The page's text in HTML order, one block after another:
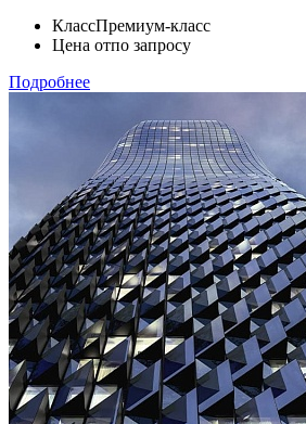
КлассПремиум-класс
Цена отпо запросу
Подробнее